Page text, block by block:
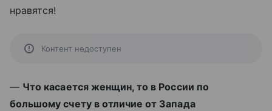
нравятся!
Контент недоступен
— Что касается женщин, то в России по
большому счету в отличие от Запада